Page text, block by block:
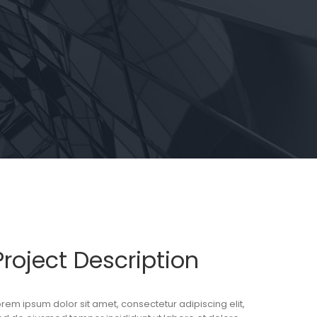
Description
ipsum dolor sit amet, consectetur adipiscing elit,